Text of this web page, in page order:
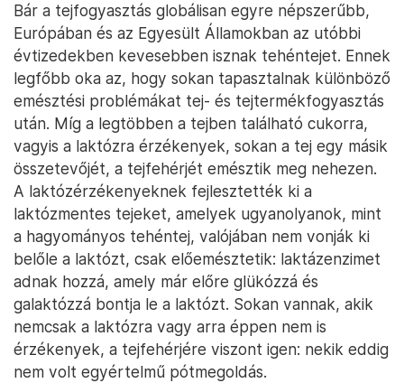
Bár a tejfogyasztás globálisan egyre népszerűbb,
Európában és az Egyesült Államokban az utóbbi
évtizedekben kevesebben isznak tehéntejet. Ennek
legfőbb oka az, hogy sokan tapasztalnak különböző
emésztési problémákat tej- és tejtermékfogyasztás
után. Míg a legtöbben a tejben található cukorra,
vagyis a laktózra érzékenyek, sokan a tej egy másik
összetevőjét, a tejfehérjét emésztik meg nehezen.
A laktózérzékenyeknek fejlesztették ki a
laktózmentes tejeket, amelyek ugyanolyanok, mint
a hagyományos tehéntej, valójában nem vonják ki
belőle a laktózt, csak előemésztetik: laktázenzimet
adnak hozzá, amely már előre glükózzá és
galaktózzá bontja le a laktózt. Sokan vannak, akik
nemcsak a laktózra vagy arra éppen nem is
érzékenyek, a tejfehérjére viszont igen: nekik eddig
nem volt egyértelmű pótmegoldás.